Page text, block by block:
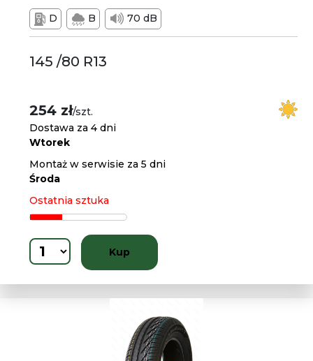
D B 70 dB
145 /80 R13
254 zł/szt.
Dostawa za 4 dni
Wtorek
Montaż w serwisie za 5 dni
Środa
Ostatnia sztuka
Kup